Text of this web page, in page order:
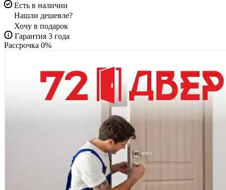
Есть в наличии
Нашли дешевле?
Хочу в подарок
Гарантия 3 года
Рассрочка 0%